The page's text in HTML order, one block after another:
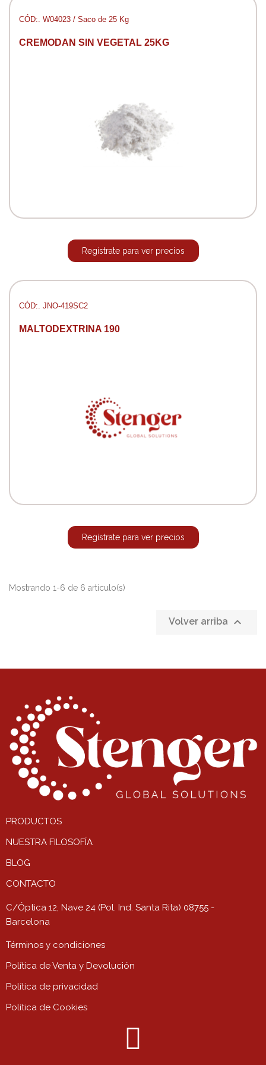
CÓD:. W04023 / Saco de 25 Kg
CREMODAN SIN VEGETAL 25KG
Regístrate para ver precios
CÓD:. JNO-419SC2
MALTODEXTRINA 190
Regístrate para ver precios
Mostrando 1-6 de 6 artículo(s)
Volver arriba 
PRODUCTOS
NUESTRA FILOSOFÍA
BLOG
CONTACTO
C/Óptica 12, Nave 24 (Pol. Ind. Santa Rita) 08755 -
Barcelona
Términos y condiciones
Política de Venta y Devolución
Política de privacidad
Política de Cookies